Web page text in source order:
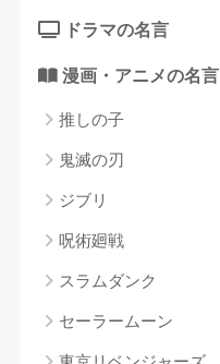
ドラマの名言
漫画・アニメの名言
推しの子
鬼滅の刃
ジブリ
呪術廻戦
スラムダンク
セーラームーン